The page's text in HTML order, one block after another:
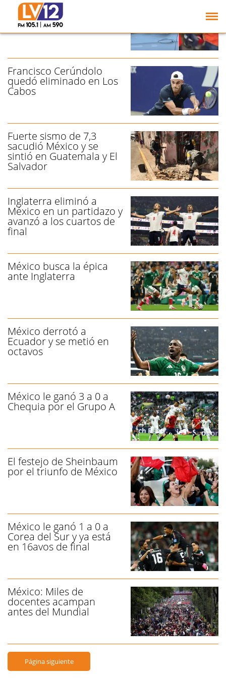
México: Asesinan a un
influencer mientras
ralizaba un vivo
Francisco Cerúndolo
quedó eliminado en Los
Cabos
Fuerte sismo de 7,3
sacudió México y se
sintió en Guatemala y El
Salvador
Inglaterra eliminó a
México en un partidazo y
avanzó a los cuartos de
final
México busca la épica
ante Inglaterra
México derrotó a
Ecuador y se metió en
octavos
México le ganó 3 a 0 a
Chequia por el Grupo A
El festejo de Sheinbaum
por el triunfo de México
México le ganó 1 a 0 a
Corea del Sur y ya está
en 16avos de final
México: Miles de
docentes acampan
antes del Mundial
Página siguiente